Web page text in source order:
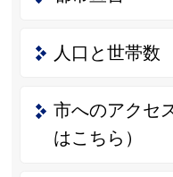
人口と世帯数
市へのアクセ
はこちら）